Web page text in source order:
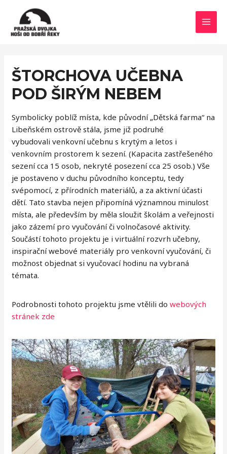
ŠTORCHOVA UČEBNA
POD ŠIRÝM NEBEM
Symbolicky poblíž místa, kde původní „Dětská farma“ na
Libeňském ostrově stála, jsme již podruhé
vybudovali venkovní učebnu s krytým a letos i
venkovním prostorem k sezení. (Kapacita zastřešeného
sezení cca 15 osob, nekryté posezení cca 25 osob.) Vše
je postaveno v duchu původního konceptu, tedy
svépomocí, z přírodních materiálů, a za aktivní účasti
dětí. Tato stavba nejen připomíná významnou minulost
místa, ale především by měla sloužit školám a veřejnosti
jako zázemí pro vyučování či volnočasové aktivity.
Součástí tohoto projektu je i virtuální rozvrh učebny,
inspirační webové materiály pro venkovní vyučování, či
možnost objednat si vyučovací hodinu na vybraná
témata.
Podrobnosti tohoto projektu jsme vtělili dowebových
stránek zde